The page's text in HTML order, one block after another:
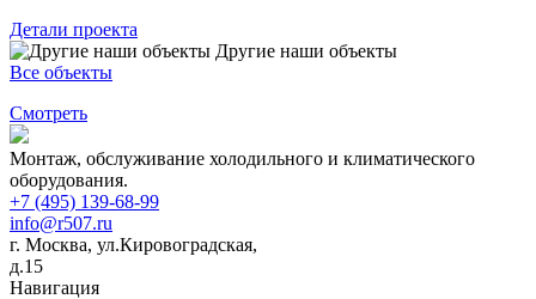
Детали проекта
Другие наши объекты
Все объекты
Смотреть
Монтаж, обслуживание холодильного и климатического
оборудования.
+7 (495) 139-68-99
info@r507.ru
г. Москва, ул.Кировоградская,
д.15
Навигация